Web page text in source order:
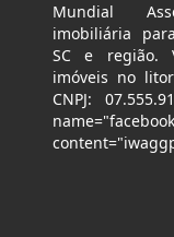
Mundial
imobiliária
SC e região.
imóveis no
CNPJ: